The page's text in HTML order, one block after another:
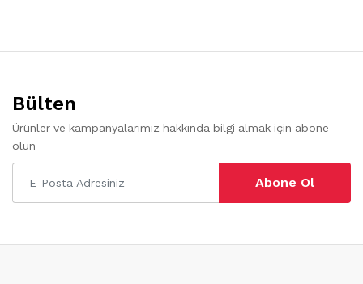
Bülten
Ürünler ve kampanyalarımız hakkında bilgi almak için abone
olun
Abone Ol